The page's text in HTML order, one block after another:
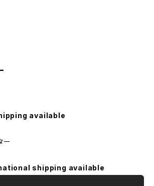
available
ー
shipping available